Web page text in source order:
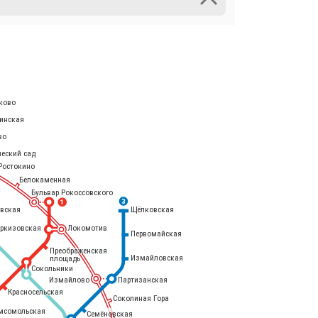
3
1
Локомотив
Измайлово
Соколиная Гора
сад
Белокаменная
Щёлковская
Первомайская
Измайловская
Бульвар Рокоссовского
Красносельская
Сокольники
Партизанская
Преображенская
площадь
Семёновская